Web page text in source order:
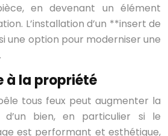
en devenant un élément
L’installation d’un **insert de
une option pour moderniser une
à la propriété
tous feux peut augmenter la
d’un bien, en particulier si le
est performant et esthétique,